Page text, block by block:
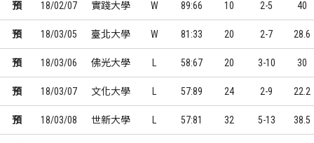
預 18/02/07 實踐大學 W 89:66 10 2-5 40
預 18/03/05 臺北大學 W 81:33 20 2-7 28.6
預 18/03/06 佛光大學 L 58:67 20 3-10 30
預 18/03/07 文化大學 L 57:89 24 2-9 22.2
預 18/03/08 世新大學 L 57:81 32 5-13 38.5